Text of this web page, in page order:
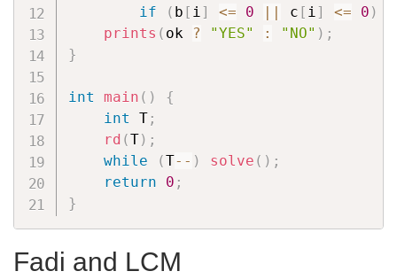
if
( b [ i] <= 0 || c [ i] <= 0 )
prints ( ok ? "YES" : "NO" ) ;
}
int main ( )
{
int T;
rd (T) ;
while
(T-- ) solve ( ) ;
return
0 ;
}
Fadi and LCM